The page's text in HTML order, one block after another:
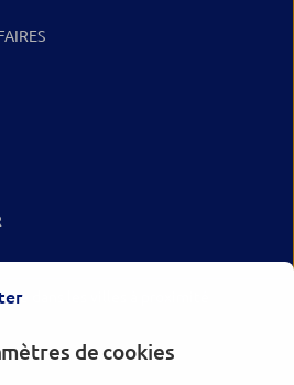
dans les villes à proximité
de cookies